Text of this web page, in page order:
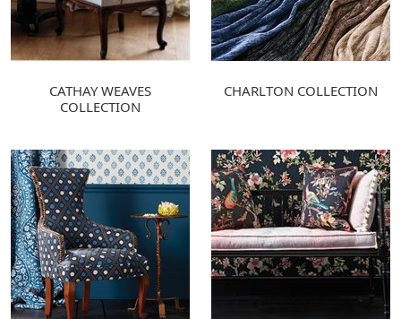
CATHAY WEAVES
COLLECTION
CHARLTON COLLECTION